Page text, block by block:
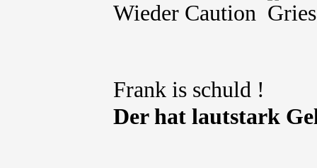
Wieder Caution
Frank is schuld !
Der hat lautstark